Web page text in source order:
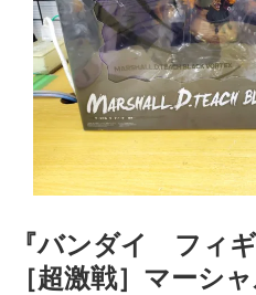
『バンダイ フィ
［超激戦］マーシ